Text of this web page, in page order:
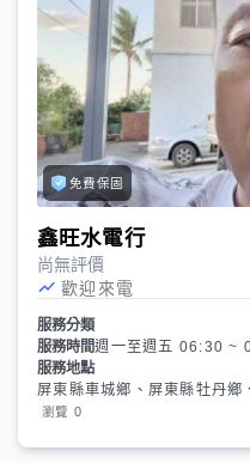
免費保固
鑫旺水電行
尚無評價
歡迎來電
服務分類
服務時間週一至週五 06:30 ~
服務地點
屏東縣車城鄉、屏東縣牡丹
瀏覽 0